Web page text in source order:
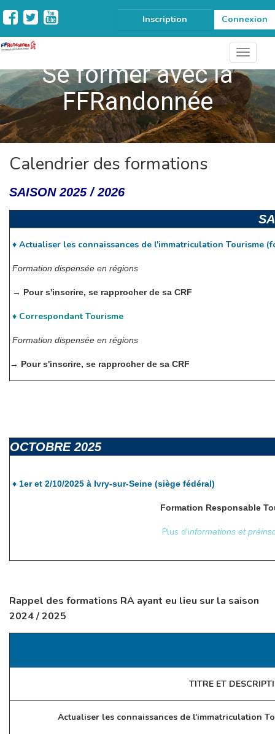
Inscription Connexion
Se former avec la
FFRandonnée
Calendrier des formations
SAISON 2025 / 2026
♦ Actualiser les connaissances de l'immatriculation Tourisme
Formation dispensée en régions
→ Pour s'inscrire, se rapprocher de sa CRF
♦ Correspondant Tourisme
Formation dispensée en régions
→ Pour s'inscrire, se rapprocher de sa CRF
OCTOBRE 2025
♦ 1er et 2/10/2025 à Ivry-sur-Seine (siège fédéral)
Formation Responsable
Plus d'informations et
Rappel des formations RA ayant eu lieu sur la saison
2024 / 2025
TITRE ET
Actualiser les connaissances de l'immatriculation